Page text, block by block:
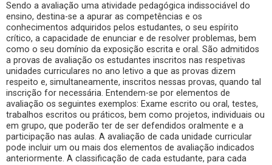
Sendo a avaliação uma atividade pedagógica indissociável do
ensino, destina-se a apurar as competências e os
conhecimentos adquiridos pelos estudantes, o seu espírito
crítico, a capacidade de enunciar e de resolver problemas, bem
como o seu domínio da exposição escrita e oral. São admitidos
a provas de avaliação os estudantes inscritos nas respetivas
unidades curriculares no ano letivo a que as provas dizem
respeito e, simultaneamente, inscritos nessas provas, quando tal
inscrição for necessária. Entendem-se por elementos de
avaliação os seguintes exemplos: Exame escrito ou oral, testes,
trabalhos escritos ou práticos, bem como projetos, individuais ou
em grupo, que poderão ter de ser defendidos oralmente e a
participação nas aulas. A avaliação de cada unidade curricular
pode incluir um ou mais dos elementos de avaliação indicados
anteriormente. A classificação de cada estudante, para cada